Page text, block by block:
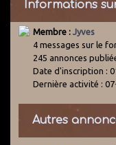
Informations
Membre : Jyves
4 messages sur le
245 annonces
Date d'inscription :
Dernière activité :
Autres